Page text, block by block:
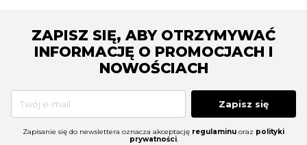
ZAPISZ SIĘ, ABY OTRZYMYWAĆ
INFORMACJĘ O PROMOCJACH I
NOWOŚCIACH
Zapisz się
Zapisanie się do newslettera oznacza akceptację regulaminu oraz polityki
prywatności.